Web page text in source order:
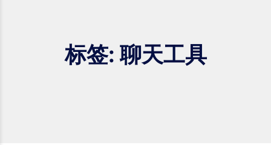
标签: 聊天工具